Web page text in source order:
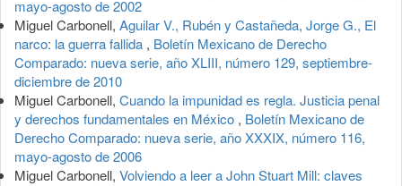
mayo-agosto de 2002
Miguel Carbonell, Aguilar V., Rubén y Castañeda, Jorge G., El
narco: la guerra fallida , Boletín Mexicano de Derecho
Comparado: nueva serie, año XLIII, número 129, septiembre-
diciembre de 2010
Miguel Carbonell, Cuando la impunidad es regla. Justicia penal
y derechos fundamentales en México , Boletín Mexicano de
Derecho Comparado: nueva serie, año XXXIX, número 116,
mayo-agosto de 2006
Miguel Carbonell, Volviendo a leer a John Stuart Mill: claves